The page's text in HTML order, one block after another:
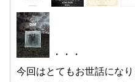
・・・
今回はとてもお世話にな